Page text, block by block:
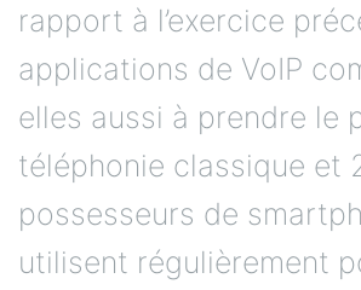
rapport à l’exercice
applications de VoIP
elles aussi à prendre le
téléphonie classique et
possesseurs de
utilisent régulièrement